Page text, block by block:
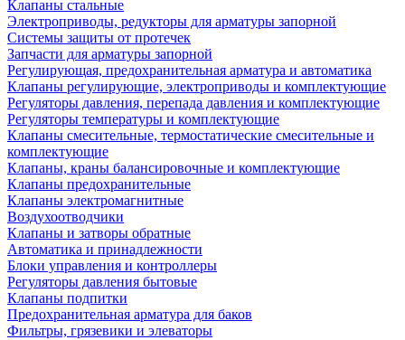
Клапаны стальные
Электроприводы, редукторы для арматуры запорной
Системы защиты от протечек
Запчасти для арматуры запорной
Регулирующая, предохранительная арматура и автоматика
Клапаны регулирующие, электроприводы и комплектующие
Регуляторы давления, перепада давления и комплектующие
Регуляторы температуры и комплектующие
Клапаны смесительные, термостатические смесительные и
комплектующие
Клапаны, краны балансировочные и комплектующие
Клапаны предохранительные
Клапаны электромагнитные
Воздухоотводчики
Клапаны и затворы обратные
Автоматика и принадлежности
Блоки управления и контроллеры
Регуляторы давления бытовые
Клапаны подпитки
Предохранительная арматура для баков
Фильтры, грязевики и элеваторы